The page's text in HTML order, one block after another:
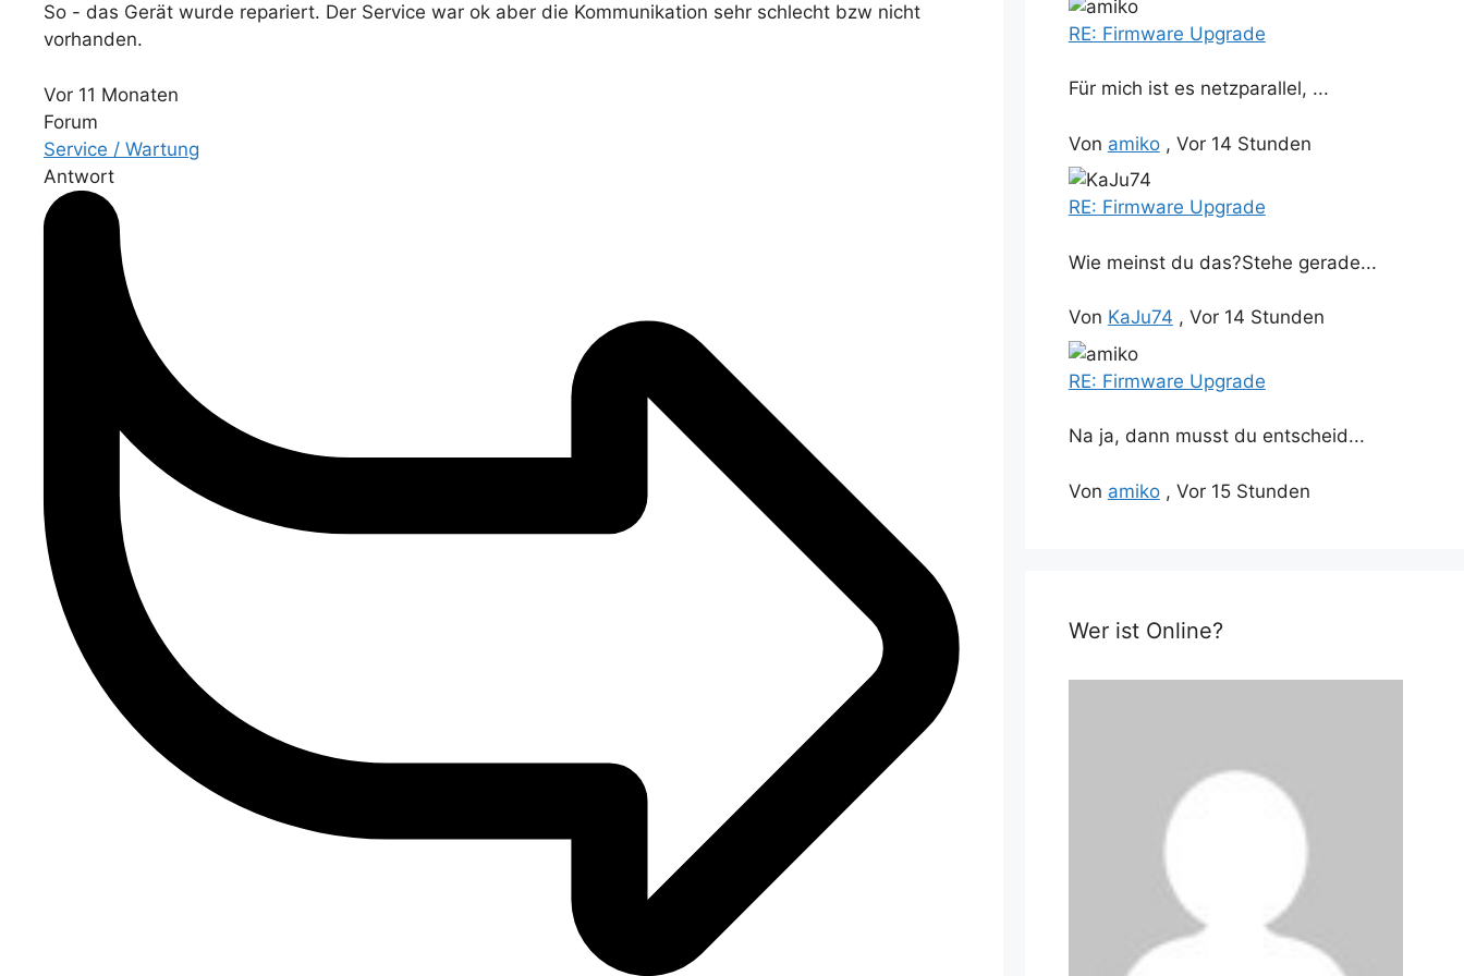
So - das Gerät wurde repariert. Der Service war ok aber die Kommunikation sehr schlecht bzw nicht
vorhanden.
Vor 11 Monaten
Forum
Service / Wartung
Antwort
RE: Firmware Upgrade
Für mich ist es netzparallel, ...
Von amiko, Vor 14 Stunden
RE: Firmware Upgrade
Wie meinst du das?Stehe gerade...
Von KaJu74 , Vor 14 Stunden
RE: Firmware Upgrade
Na ja, dann musst du entscheid...
Von amiko, Vor 15 Stunden
Wer ist Online?